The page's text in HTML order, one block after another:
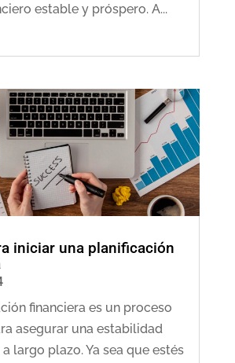
estable y próspero. A...
iniciar una planificación
financiera es un proceso
asegurar una estabilidad
largo plazo. Ya sea que estés